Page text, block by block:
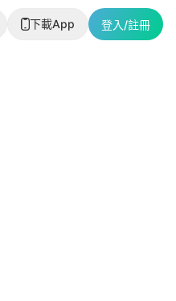
下載App 登入/註冊